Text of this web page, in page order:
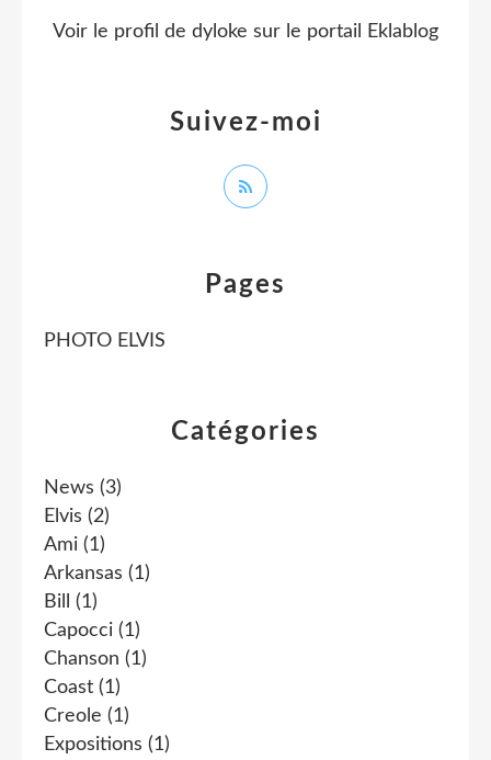
Catégories
News (3)
Elvis (2)
Ami (1)
Arkansas (1)
Bill
(1)
Capocci (1)
Chanson (1)
Coast (1)
Creole (1)
Expositions (1)
Pages
PHOTO ELVIS
Suivez-moi
Voir le profil de dyloke sur le portail Eklablog